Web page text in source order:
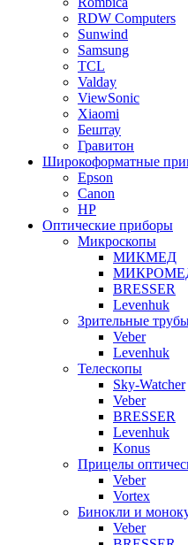
RDW Computers
Sunwind
Samsung
TCL
Valday
ViewSonic
Xiaomi
Бештау
Гравитон
Широкоформатные
Epson
Canon
HP
Оптические приборы
Микроскопы
МИКМЕД
BRESSER
Levenhuk
Зрительные
Veber
Levenhuk
Телескопы
Sky-Watcher
Veber
BRESSER
Levenhuk
Konus
Прицелы
Veber
Vortex
Бинокли и
Veber